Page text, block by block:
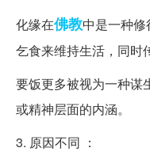
化缘在佛教中是一种修
乞食来维持生活，同时
要饭更多被视为一种谋
或精神层面的内涵。
3. 原因不同 ：